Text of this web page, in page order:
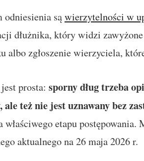
odniesienia sąwierzytelności w
dłużnika, który widzi
albo zgłoszenie wierzyciela,
prosta: sporny dług trzeba
też nie jest uznawany bez
etapu
aktualnego na 26 maja 2026 r.